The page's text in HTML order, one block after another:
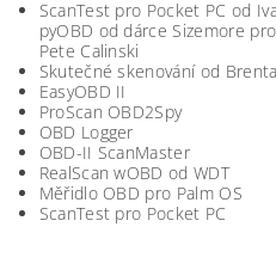
ScanTest pro Pocket PC od
pyOBD od dárce Sizemore
Pete Calinski
Skutečné skenování od
EasyOBD II
ProScan OBD2Spy
OBD Logger
OBD-II ScanMaster
RealScan wOBD od WDT
Měřidlo OBD pro Palm OS
ScanTest pro Pocket PC